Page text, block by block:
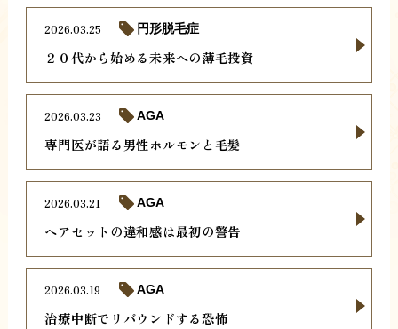
２０代から始める未来への薄毛投資
2026.03.25 円形脱毛症
専門医が語る男性ホルモンと毛髪
2026.03.23 AGA
ヘアセットの違和感は最初の警告
2026.03.21 AGA
治療中断でリバウンドする恐怖
2026.03.19 AGA